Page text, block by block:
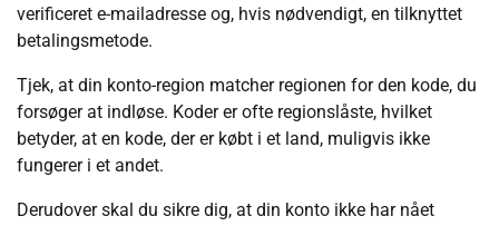
verificeret e-mailadresse og, hvis nødvendigt, en tilknyttet
betalingsmetode.
Tjek, at din konto-region matcher regionen for den kode, du
forsøger at indløse. Koder er ofte regionslåste, hvilket
betyder, at en kode, der er købt i et land, muligvis ikke
fungerer i et andet.
Derudover skal du sikre dig, at din konto ikke har nået